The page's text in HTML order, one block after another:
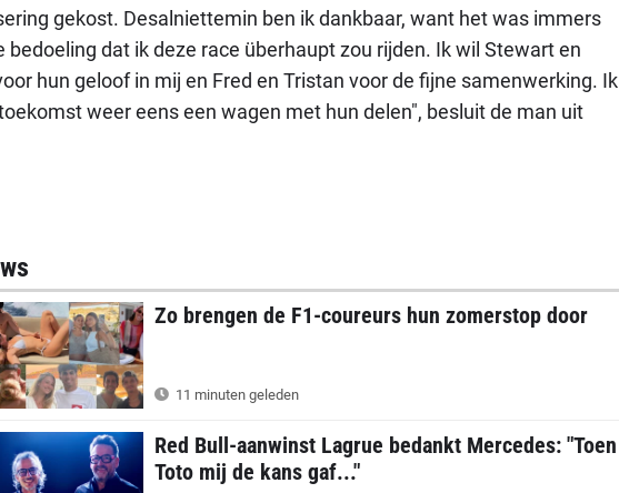
gekost. Desalniettemin ben ik dankbaar, want het was immers
bedoeling dat ik deze race überhaupt zou rijden. Ik wil Stewart en
hun geloof in mij en Fred en Tristan voor de fijne samenwerking. Ik
weer eens een wagen met hun delen", besluit de man uit
Zo brengen de F1-coureurs hun zomerstop door
11 minuten geleden
Red Bull-aanwinst Lagrue bedankt Mercedes: "Toen
Toto mij de kans gaf..."